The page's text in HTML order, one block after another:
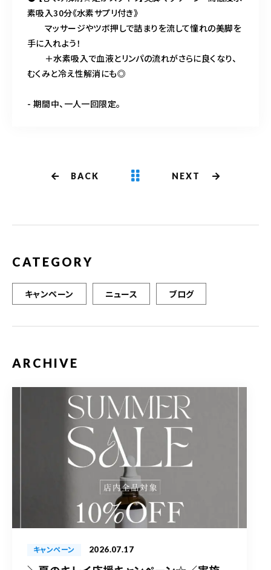
素吸入30分《水素サプリ付き》
マッサージやツボ押しで詰まりを流して憧れの美脚を
手に入れよう！
＋水素吸入で血液とリンパの流れがさらに良くなり、
むくみと冷え性解消にも◎
- 期間中、一人一回限定。
BACK NEXT
CATEGORY
キャンペーン ニュース ブログ
ARCHIVE
キャンペーン 2026.07.17